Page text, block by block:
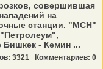
совершившая
на
станции. "МСН"
Бишкек - Кемин ...
3321 Комментариев: 0